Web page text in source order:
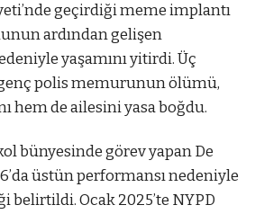
geçirdiği meme implantı
ardından gelişen
yaşamını yitirdi. Üç
polis memurunun ölümü,
hem de ailesini yasa boğdu.
bünyesinde görev yapan De
üstün performansı nedeniyle
belirtildi. Ocak 2025’te NYPD